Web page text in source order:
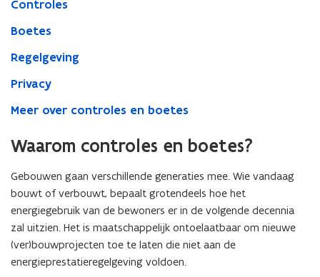
Controles
Boetes
Regelgeving
Privacy
Meer over controles en boetes
Waarom controles en boetes?
Gebouwen gaan verschillende generaties mee. Wie vandaag
bouwt of verbouwt, bepaalt grotendeels hoe het
energiegebruik van de bewoners er in de volgende decennia
zal uitzien. Het is maatschappelijk ontoelaatbaar om nieuwe
(ver)bouwprojecten toe te laten die niet aan de
energieprestatieregelgeving voldoen.